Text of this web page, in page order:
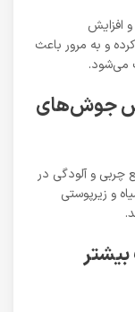
افزایش
و به مرور باعث
می‌شود.
جوش‌های
چربی و آلودگی در
و زیرپوستی